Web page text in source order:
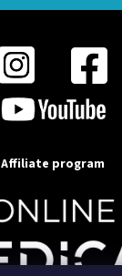
Affiliate program